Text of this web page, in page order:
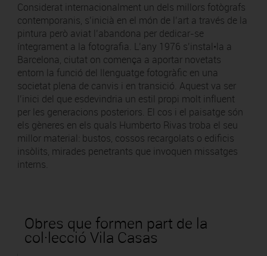
Considerat internacionalment un dels millors fotògrafs
contemporanis, s’inicià en el món de l’art a través de la
pintura però aviat l’abandona per dedicar-se
íntegrament a la fotografia. L’any 1976 s’instal•la a
Barcelona, ciutat on comença a aportar novetats
entorn la funció del llenguatge fotogràfic en una
societat plena de canvis i en transició. Aquest va ser
l’inici del que esdevindria un estil propi molt influent
per les generacions posteriors. El cos i el paisatge són
els gèneres en els quals Humberto Rivas troba el seu
millor material: bustos, cossos recargolats o edificis
insòlits, mirades penetrants que invoquen missatges
interns.
Obres que formen part de la
col·lecció Vila Casas